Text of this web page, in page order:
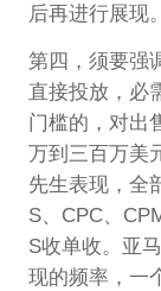
后再进行展现。
第四，须要强
直接投放，必
门槛的，对出
万到三百万美
先生表现，全
S、CPC、
S收单收。亚
现的频率，一